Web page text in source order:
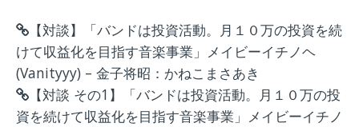
【対談】「バンドは投資活動。月１０万の投資を続
けて収益化を目指す音楽事業」メイビーイチノヘ
(Vanityyy) – 金子将昭：かねこまさあき
【対談 その1】「バンドは投資活動。月１０万の投
資を続けて収益化を目指す音楽事業」メイビーイチノ